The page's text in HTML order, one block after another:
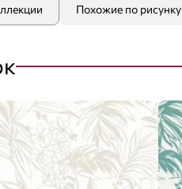
Похожие по рисунку